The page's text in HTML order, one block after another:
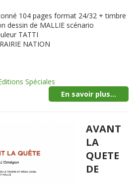
104 pages format 24/32 + timbre
dessin de MALLIE scénario
TATTI
NATION
Spéciales
En savoir plus...
AVANT
LA
QUETE
DE